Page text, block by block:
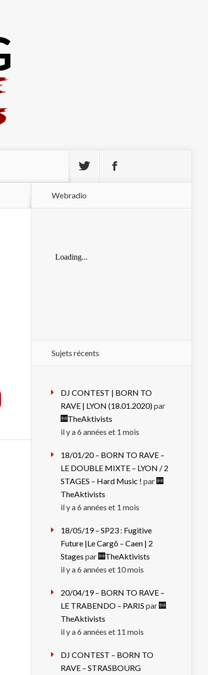
Webradio
Sujets récents
DJ CONTEST | BORN TO
RAVE | LYON (18.01.2020)par
TheAktivists
il y a 6 années et 1 mois
18/01/20 – BORN TO RAVE –
LE DOUBLE MIXTE – LYON / 2
STAGES – Hard Music ! par
TheAktivists
il y a 6 années et 1 mois
18/05/19 – SP23 : Fugitive
Future |Le Cargö – Caen | 2
Stages par
TheAktivists
il y a 6 années et 10 mois
20/04/19 – BORN TO RAVE –
LE TRABENDO – PARIS par
TheAktivists
il y a 6 années et 11 mois
DJ CONTEST – BORN TO
RAVE – STRASBOURG